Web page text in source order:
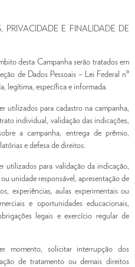
PRIVACIDADE E FINALIDADE DE
desta Campanha serão tratados em
de Dados Pessoais – Lei Federal nº
legítima, específica e informada.
utilizados para cadastro na campanha,
individual, validação das indicações,
a campanha, entrega de prêmio,
e defesa de direitos.
utilizados para validação da indicação,
unidade responsável, apresentação de
experiências, aulas experimentais ou
e oportunidades educacionais,
legais e exercício regular de
momento, solicitar interrupção dos
de tratamento ou demais direitos